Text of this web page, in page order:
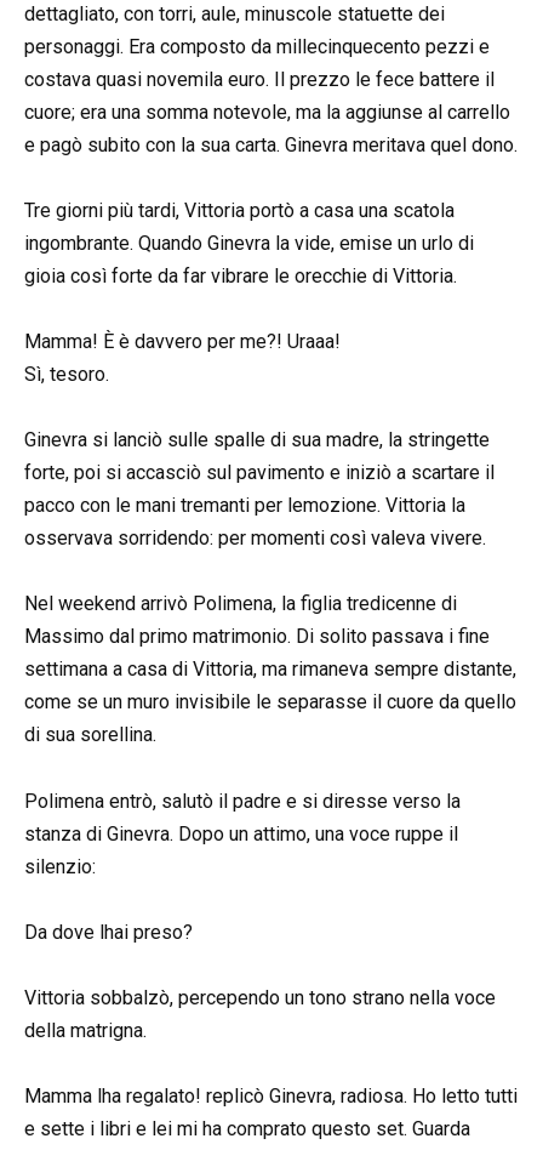
dettagliato, con torri, aule, minuscole statuette dei
personaggi. Era composto da millecinquecento pezzi e
costava quasi novemila euro. Il prezzo le fece battere il
cuore; era una somma notevole, ma la aggiunse al carrello
e pagò subito con la sua carta. Ginevra meritava quel dono.
Tre giorni più tardi, Vittoria portò a casa una scatola
ingombrante. Quando Ginevra la vide, emise un urlo di
gioia così forte da far vibrare le orecchie di Vittoria.
Mamma! È è davvero per me?! Uraaa!
Sì, tesoro.
Ginevra si lanciò sulle spalle di sua madre, la stringette
forte, poi si accasciò sul pavimento e iniziò a scartare il
pacco con le mani tremanti per lemozione. Vittoria la
osservava sorridendo: per momenti così valeva vivere.
Nel weekend arrivò Polimena, la figlia tredicenne di
Massimo dal primo matrimonio. Di solito passava i fine
settimana a casa di Vittoria, ma rimaneva sempre distante,
come se un muro invisibile le separasse il cuore da quello
di sua sorellina.
Polimena entrò, salutò il padre e si diresse verso la
stanza di Ginevra. Dopo un attimo, una voce ruppe il
silenzio:
Da dove lhai preso?
Vittoria sobbalzò, percependo un tono strano nella voce
della matrigna.
Mamma lha regalato! replicò Ginevra, radiosa. Ho letto tutti
e sette i libri e lei mi ha comprato questo set. Guarda